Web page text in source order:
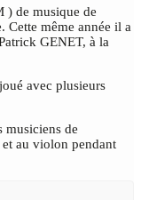
) de musique de
Cette même année il a
GENET, à la
avec plusieurs
musiciens de
au violon pendant